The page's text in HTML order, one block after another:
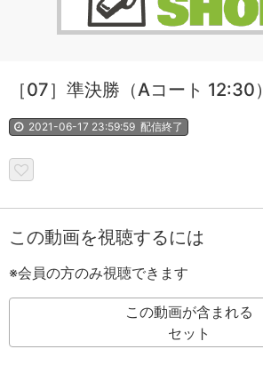
［07］準決勝（Aコート 12:30）
2021-06-17 23:59:59 配信終了
この動画を視聴するには
※会員の方のみ視聴できます
この動画が含まれる
セット